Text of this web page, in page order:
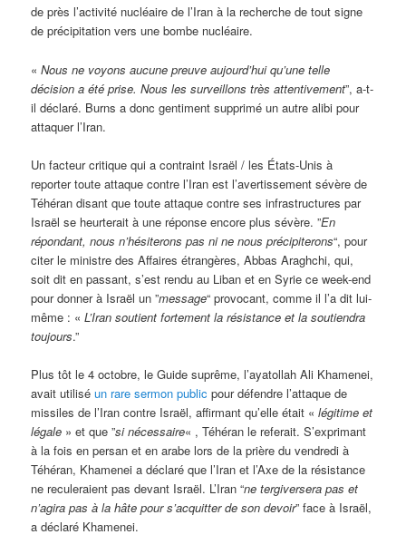
de près l’activité nucléaire de l’Iran à la recherche de tout signe
de précipitation vers une bombe nucléaire.
«Nous ne voyons aucune preuve aujourd’hui qu’une telle
décision a été prise. Nous les surveillons très attentivement”, a-t-
il déclaré. Burns a donc gentiment supprimé un autre alibi pour
attaquer l’Iran.
Un facteur critique qui a contraint Israël / les États-Unis à
reporter toute attaque contre l’Iran est l’avertissement sévère de
Téhéran disant que toute attaque contre ses infrastructures par
Israël se heurterait à une réponse encore plus sévère. ”En
répondant, nous n’hésiterons pas ni ne nous précipiterons“, pour
citer le ministre des Affaires étrangères, Abbas Araghchi, qui,
soit dit en passant, s’est rendu au Liban et en Syrie ce week-end
pour donner à Israël un ”message“ provocant, comme il l’a dit lui-
même : «L’Iran soutient fortement la résistance et la soutiendra
toujours.”
Plus tôt le 4 octobre, le Guide suprême, l’ayatollah Ali Khamenei,
avait utiliséun rare sermon public pour défendre l’attaque de
missiles de l’Iran contre Israël, affirmant qu’elle était «légitime et
légale » et que ”si nécessaire« , Téhéran le referait. S’exprimant
à la fois en persan et en arabe lors de la prière du vendredi à
Téhéran, Khamenei a déclaré que l’Iran et l’Axe de la résistance
ne reculeraient pas devant Israël. L’Iran “ne tergiversera pas et
n’agira pas à la hâte pour s’acquitter de son devoir” face à Israël,
a déclaré Khamenei.